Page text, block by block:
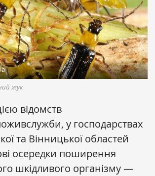
жук
відомств
у господарствах
та Вінницької областей
осередки поширення
шкідливого організму —